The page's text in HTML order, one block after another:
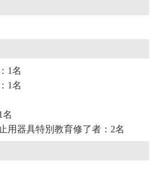
1名
1名
用器具特別教育修了者：2名